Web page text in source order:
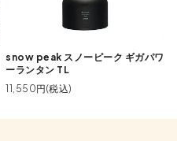
snow peak スノーピーク ギガパワ
ーランタン TL
11,550円(税込)